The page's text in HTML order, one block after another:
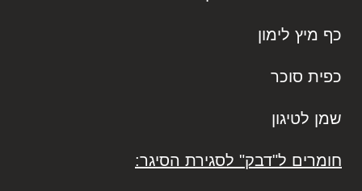
כף מיץ לימון
כפית סוכר
שמן לטיגון
חומרים ל"דבק" לסגירת הסיגר: